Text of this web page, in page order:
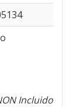
Incluido